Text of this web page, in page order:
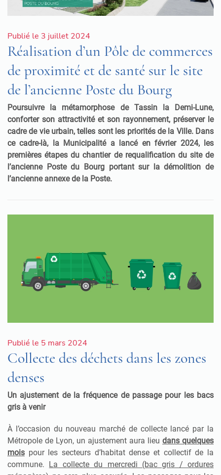
Publié le 3 juillet 2024
Réalisation d’un Pôle de commerces
de proximité et de santé sur le site
de l’ancienne Poste du Bourg
Poursuivre la métamorphose de Tassin la Demi-Lune,
conforter son attractivité et son rayonnement, préserver le
cadre de vie urbain, telles sont les priorités de la Ville. Dans
ce cadre-là, la Municipalité a lancé en février 2024, les
premières étapes du chantier de requalification du site de
l’ancienne Poste du Bourg portant sur la démolition de
l’ancienne annexe de la Poste.
Publié le 5 mars 2024
Collecte des déchets dans les zones
denses
Un ajustement de la fréquence de passage pour les bacs
gris à venir
À l’occasion du nouveau marché de collecte lancé par la
Métropole de Lyon, un ajustement aura lieu dans quelques
mois pour les secteurs d’habitat dense et collectif de la
commune.
La collecte du mercredi (bac gris / ordures